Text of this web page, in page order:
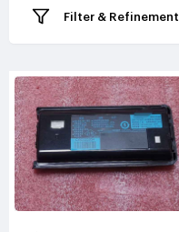
Filter & Refinement